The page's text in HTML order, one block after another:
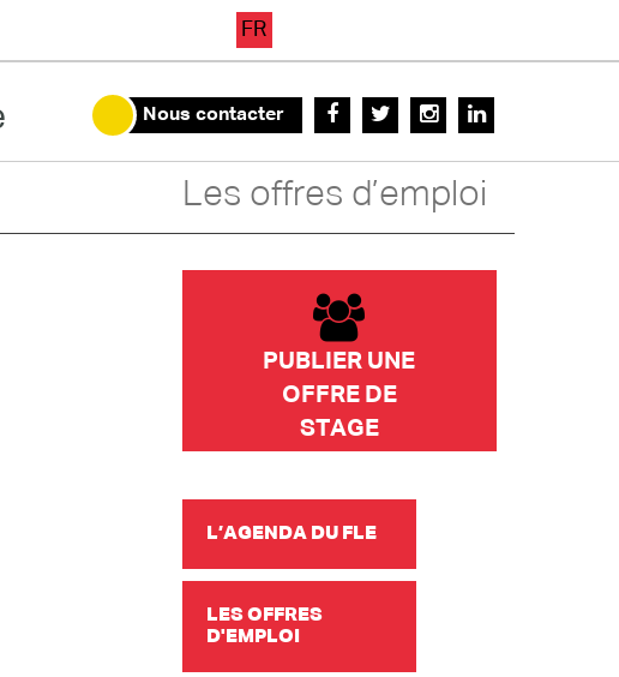
FR
Nous contacter
Les offres d’emploi
PUBLIER UNE
OFFRE DE
STAGE
L’AGENDA DU FLE
LES OFFRES
D'EMPLOI